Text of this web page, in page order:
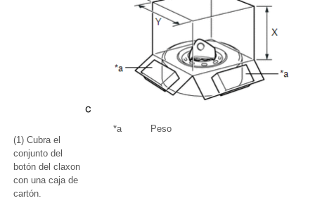
(1) Cubra el
conjunto del
botón del claxon
con una caja de
cartón.
*a Peso